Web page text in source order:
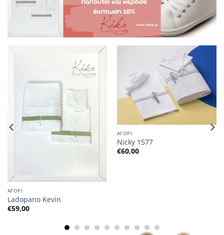
ΑΓΟΡΙ
Ladopano Kevin
€59,00
ΑΓΟΡΙ
Nicky 1577
€60,00